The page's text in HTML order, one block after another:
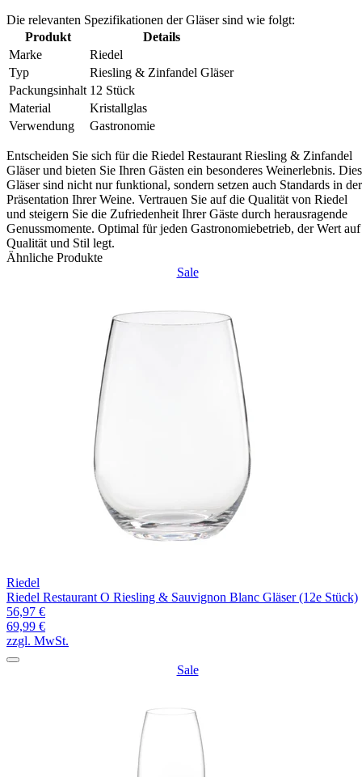
Die relevanten Spezifikationen der Gläser sind wie folgt:
Produkt
Details
Marke
Riedel
Typ
Riesling & Zinfandel Gläser
Packungsinhalt 12 Stück
Material
Kristallglas
Verwendung
Gastronomie
Entscheiden Sie sich für die Riedel Restaurant Riesling & Zinfandel
Gläser und bieten Sie Ihren Gästen ein besonderes Weinerlebnis.
Gläser sind nicht nur funktional, sondern setzen auch Standards in der
Präsentation Ihrer Weine. Vertrauen Sie auf die Qualität von Riedel
und steigern Sie die Zufriedenheit Ihrer Gäste durch herausragende
Genussmomente. Optimal für jeden Gastronomiebetrieb, der Wert auf
Qualität und Stil legt.
Ähnliche Produkte
Sale
Riedel
Riedel Restaurant O Riesling & Sauvignon Blanc Gläser (12e Stück)
56,97 €
69,99 €
zzgl. MwSt.
Sale